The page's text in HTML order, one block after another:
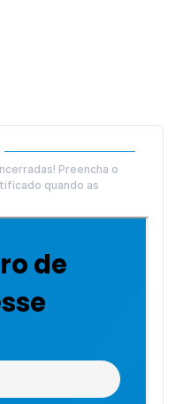
Preencha o
quando as